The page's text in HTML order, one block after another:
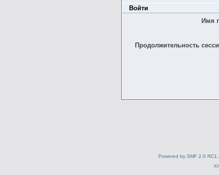
Войти
Имя
Продолжительность
Powered by SMF 2.0